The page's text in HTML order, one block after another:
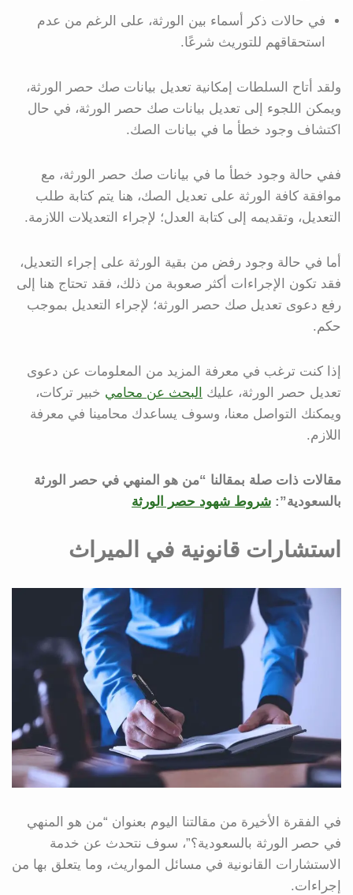
في حالات ذكر أسماء بين الورثة، على الرغم من عدم
استحقاقهم للتوريث شرعًا.
ولقد أتاح السلطات إمكانية تعديل بيانات صك حصر الورثة،
ويمكن اللجوء إلى تعديل بيانات صك حصر الورثة، في حال
اكتشاف وجود خطأ ما في بيانات الصك.
ففي حالة وجود خطأ ما في بيانات صك حصر الورثة، مع
موافقة كافة الورثة على تعديل الصك، هنا يتم كتابة طلب
التعديل، وتقديمه إلى كتابة العدل؛ لإجراء التعديلات اللازمة.
أما في حالة وجود رفض من بقية الورثة على إجراء التعديل،
فقد تكون الإجراءات أكثر صعوبة من ذلك، فقد تحتاج هنا إلى
رفع دعوى تعديل صك حصر الورثة؛ لإجراء التعديل بموجب
حكم.
إذا كنت ترغب في معرفة المزيد من المعلومات عن دعوى
تعديل حصر الورثة، عليك
البحث عن محامي خبير تركات،
ويمكنك التواصل معنا، وسوف يساعدك محامينا في معرفة
اللازم.
مقالات ذات صلة بمقالنا “من هو المنهي في حصر الورثة
بالسعودية”: شروط شهود حصر الورثة
استشارات قانونية في الميراث
في الفقرة الأخيرة من مقالتنا اليوم بعنوان “من هو المنهي
في حصر الورثة بالسعودية؟”، سوف نتحدث عن خدمة
الاستشارات القانونية في مسائل المواريث، وما يتعلق بها من
إجراءات.